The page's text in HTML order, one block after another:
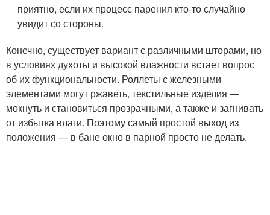
приятно, если их процесс парения кто-то случайно
увидит со стороны.
Конечно, существует вариант с различными шторами, но
в условиях духоты и высокой влажности встает вопрос
об их функциональности. Роллеты с железными
элементами могут ржаветь, текстильные изделия —
мокнуть и становиться прозрачными, а также и загнивать
от избытка влаги. Поэтому самый простой выход из
положения — в бане окно в парной просто не делать.